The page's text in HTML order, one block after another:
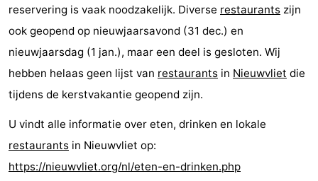
-
Zwembaden
-
Paardrijden
-
Golfbanen
Eten
reservering is vaak noodzakelijk. Diverse restaurants zijn
ook geopend op nieuwjaarsavond (31 dec.) en
nieuwjaarsdag (1 jan.), maar een deel is gesloten. Wij
hebben helaas geen lijst van restaurants in Nieuwvliet die
tijdens de kerstvakantie geopend zijn.
U vindt alle informatie over eten, drinken en lokale
restaurants in Nieuwvliet op:
https://nieuwvliet.org/nl/eten-en-drinken.php